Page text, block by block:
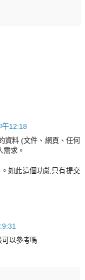
午12:18
資料 (文件、網頁、任何
需求。
如此這個功能只有提交
可以參考嗎